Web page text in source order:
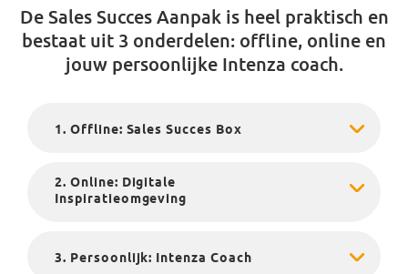
De Sales Succes Aanpak is heel praktisch en
bestaat uit 3 onderdelen: offline, online en
jouw persoonlijke Intenza coach.
1. Offline: Sales Succes Box
2. Online: Digitale
Inspiratieomgeving
3. Persoonlijk: Intenza Coach